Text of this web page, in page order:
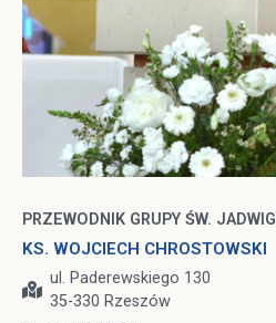
PRZEWODNIK GRUPY ŚW. JADWIGI
KS. WOJCIECH CHROSTOWSKI
ul. Paderewskiego 130
35-330 Rzeszów